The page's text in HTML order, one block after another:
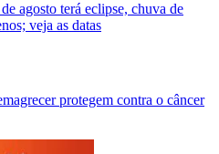
agosto terá eclipse, chuva de
veja as datas
protegem contra o câncer